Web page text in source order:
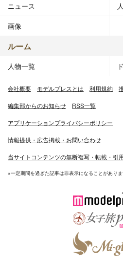
ニュース
画像
ルーム
人物一覧
会社概要 モデルプレスとは 利用規約
編集部からのお知らせ RSS一覧
アプリケーションプライバシーポリシー
情報提供・広告掲載・お問い合わせ
当サイトコンテンツの無断複写・転載・引
※一定期間を過ぎた記事は非表示になることがあり